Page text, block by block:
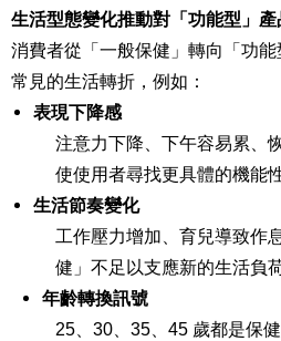
生活型態變化推動對「功能型」產
消費者從「一般保健」轉向「功
常見的生活轉折，例如：
表現下降感
注意力下降、下午容易累、
使使用者尋找更具體的機能
生活節奏變化
工作壓力增加、育兒導致作
健」不足以支應新的生活負荷
年齡轉換訊號
25、30、35、45 歲都是保